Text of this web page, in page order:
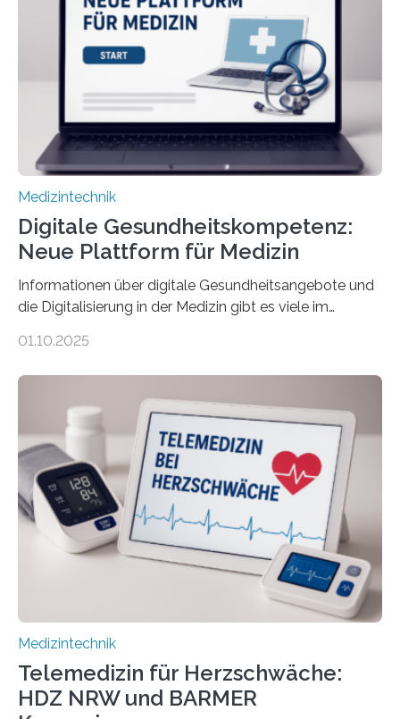
physiologische Daten in Echtzeit an das Sprachmodell
übermittelt werden können. Die Künstliche Intelligenz
kann dadurch auch die Sprache des Körpers
einbeziehen, auf die Menschen keinen bewussten
Einfluss nehmen. Das eröffnet…
Medizintechnik
Digitale Gesundheitskompetenz:
Neue Plattform für Medizin
Informationen über digitale Gesundheitsangebote und
die Digitalisierung in der Medizin gibt es viele im
seriösen und wissenschaftlich abgesicherten Inhalten?
Forscherinnen der Technischen Universität Dresden
(TUD) richtet sich das Portal sowohl an Patientinnen
und Patienten, aber ebenso an medizinisches
Fachpersonal. Für all diese Zielgruppen bietet sie
speziell zugeschnittene Informationen, um deren
digitale Gesundheitskompetenz zu steigern. MiHUBx ist
01.10.2025
Medizintechnik
Telemedizin für Herzschwäche:
HDZ NRW und BARMER